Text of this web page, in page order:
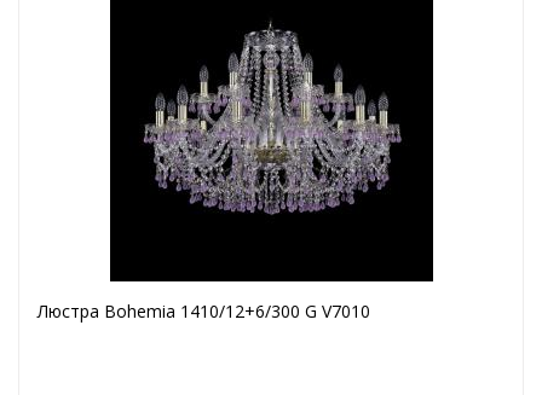
Люстра Bohemia 1410/12+6/300 G V7010